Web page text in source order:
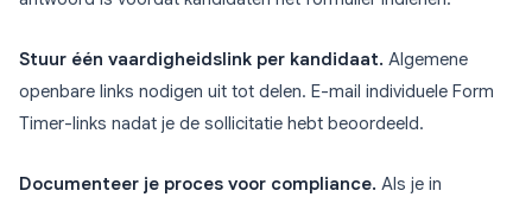
Stuur één vaardigheidslink per kandidaat. Algemene
openbare links nodigen uit tot delen. E-mail individuele Form
Timer-links nadat je de sollicitatie hebt beoordeeld.
Documenteer je proces voor compliance. Als je in